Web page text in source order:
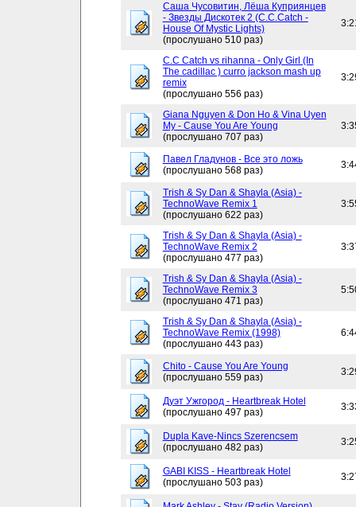
Саша Чусовитин, Лёша Куприянцев
- Звезды Дискотек 2 (C.C.Catch -
House Of Mystic Lights)
(прослушано 510 раз)
C.C Catch vs rihanna - Only Girl (In
The cadillac ) curro jackson mash up
remix
(прослушано 556 раз)
Giana Nguyen & Don Ho & Vina Uyen
My - Cause You Are Young
(прослушано 707 раз)
Павел Гладунов - Все это ложь
(прослушано 568 раз)
Trish & Sy Dan & Shayla (Asia) -
TechnoWave Remix 1
(прослушано 622 раз)
Trish & Sy Dan & Shayla (Asia) -
TechnoWave Remix 2
(прослушано 477 раз)
Trish & Sy Dan & Shayla (Asia) -
TechnoWave Remix 3
(прослушано 471 раз)
Trish & Sy Dan & Shayla (Asia) -
TechnoWave Remix (1998)
(прослушано 443 раз)
Chito - Cause You Are Young
(прослушано 559 раз)
Дуэт Ужгород - Heartbreak Hotel
(прослушано 497 раз)
Dupla Kave-Nincs Szerencsem
(прослушано 482 раз)
GABI KISS - Heartbreak Hotel
(прослушано 503 раз)